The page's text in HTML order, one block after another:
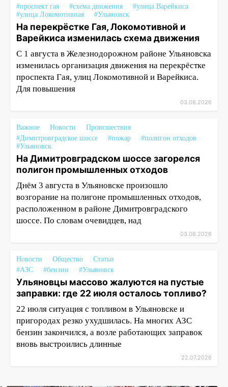
#проспект гая
#схема движения
#улица Варейкиса
#улица Локомотивная
#Ульяновск
На перекрёстке Гая, Локомотивной и
Варейкиса изменилась схема движения
С 1 августа в Железнодорожном районе Ульяновска
изменилась организация движения на перекрёстке
проспекта Гая, улиц Локомотивной и Варейкиса.
Для повышения
03.08.2026
Важное Новости
Происшествия
#Димитровградское шоссе
#пожар
#полигон отходов
#Ульяновск
На Димитровградском шоссе загорелся
полигон промышленных отходов
Днём 3 августа в Ульяновске произошло
возгорание на полигоне промышленных отходов,
расположенном в районе Димитровградского
шоссе. По словам очевидцев, над
03.08.2026
Новости Общество
Статьи
#АЗС
#бензин #Ульяновск
Ульяновцы массово жалуются на пустые
заправки: где 22 июля осталось топливо?
22 июля ситуация с топливом в Ульяновске и
пригородах резко ухудшилась. На многих АЗС
бензин закончился, а возле работающих заправок
вновь выстроились длинные
22.07.2026